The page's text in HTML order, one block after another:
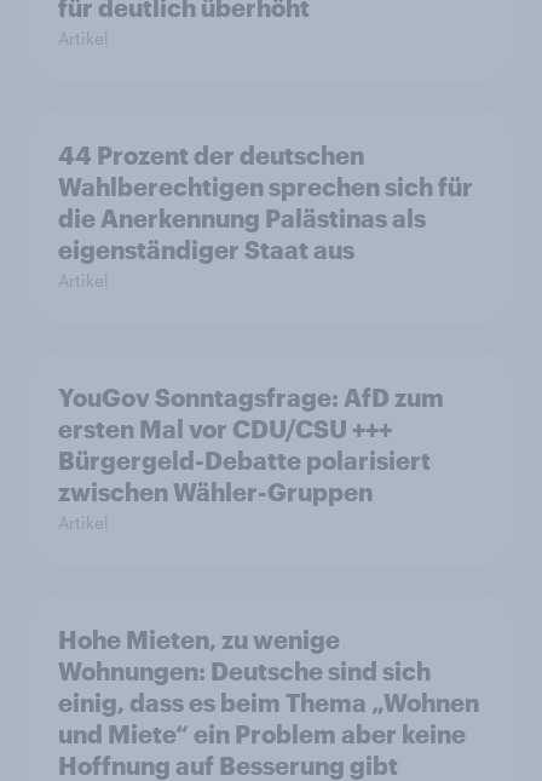
für deutlich überhöht
Artikel
44 Prozent der deutschen
Wahlberechtigen sprechen sich für
die Anerkennung Palästinas als
eigenständiger Staat aus
Artikel
YouGov Sonntagsfrage: AfD zum
ersten Mal vor CDU/CSU +++
Bürgergeld-Debatte polarisiert
zwischen Wähler-Gruppen
Artikel
Hohe Mieten, zu wenige
Wohnungen: Deutsche sind sich
einig, dass es beim Thema „Wohnen
und Miete“ ein Problem aber keine
Hoffnung auf Besserung gibt